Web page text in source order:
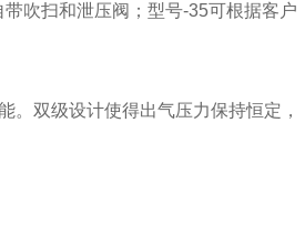
吹扫和泄压阀；型号-35可根据客户
。双级设计使得出气压力保持恒定，